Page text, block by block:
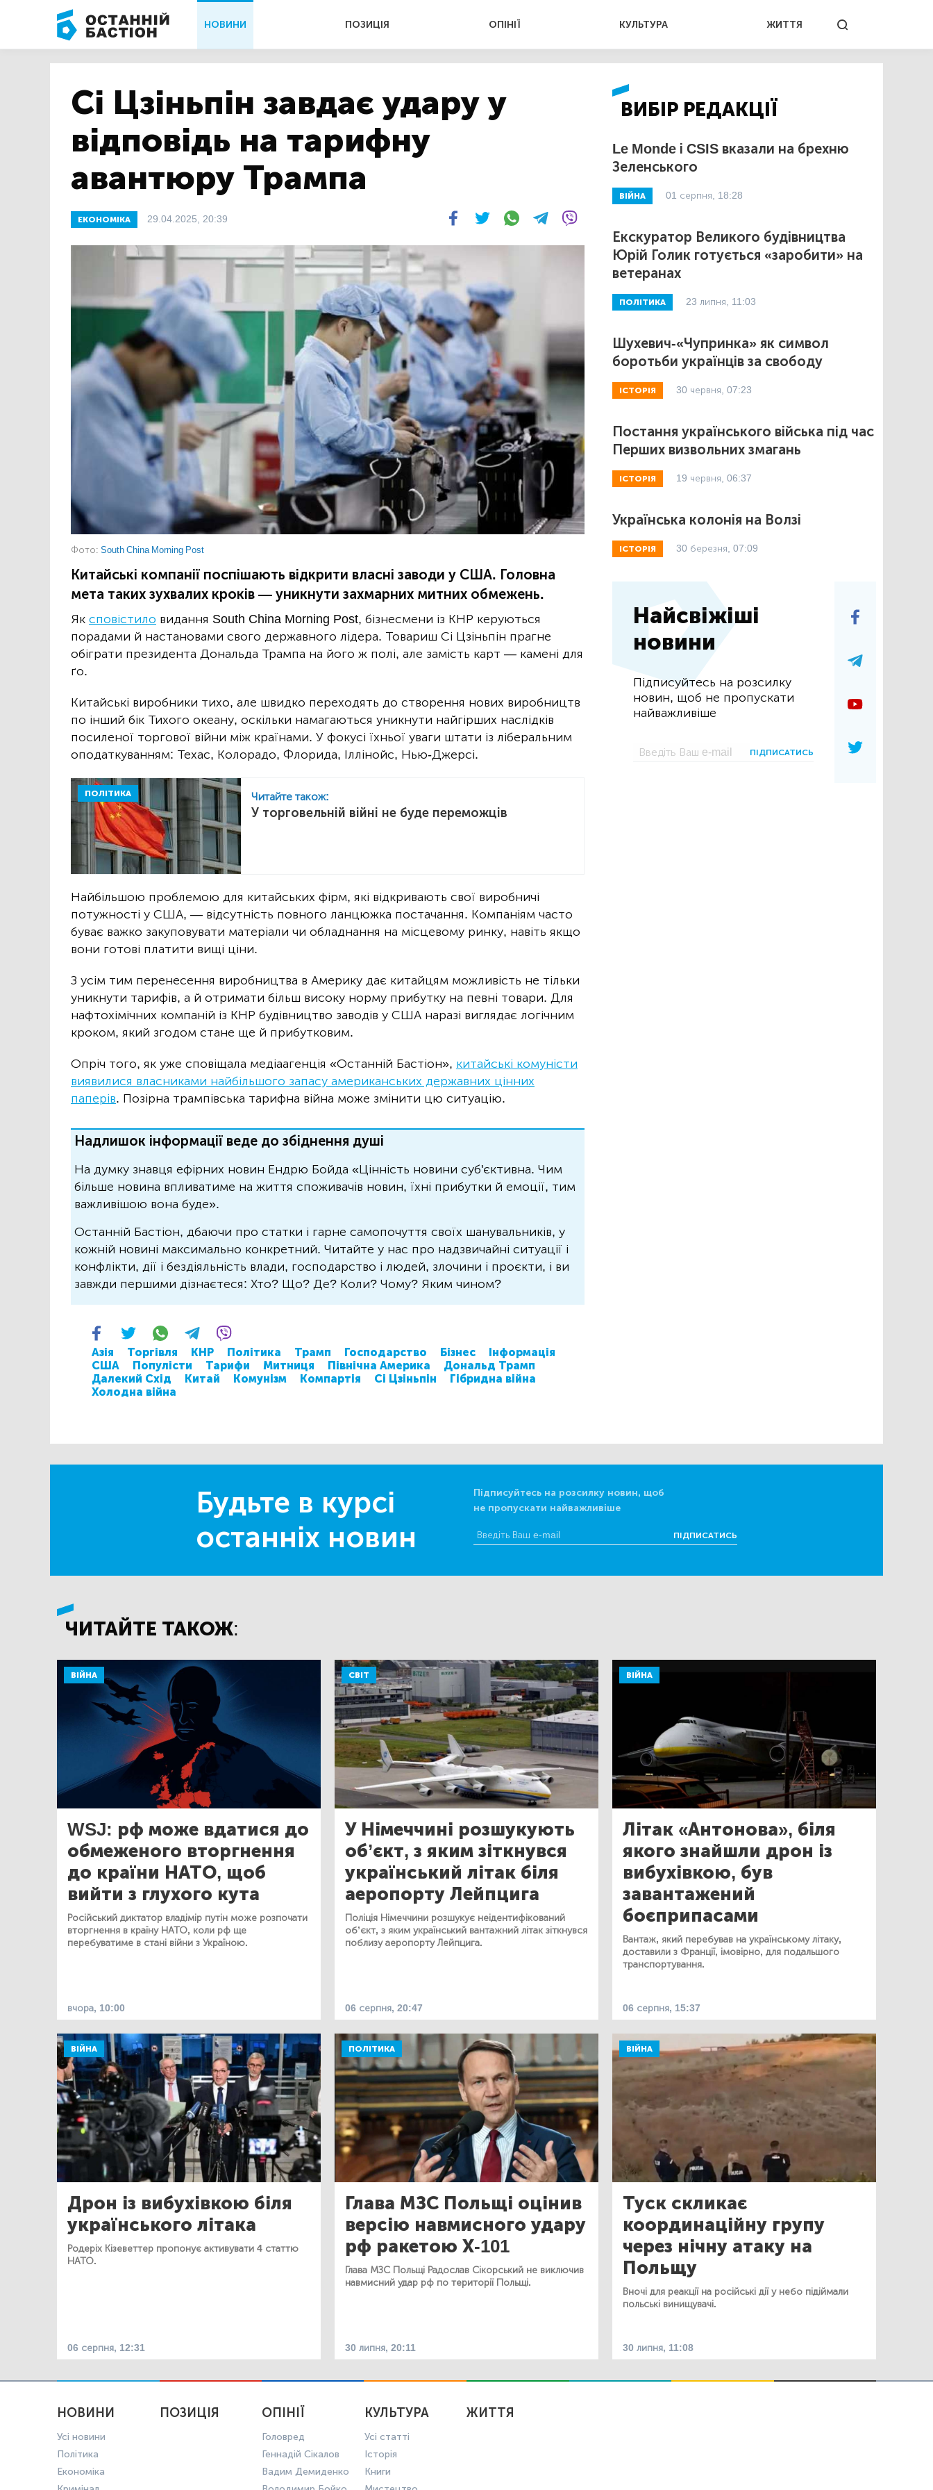
НОВИНИ ПОЗИЦІЯ ОПІНІЇ КУЛЬТУРА ЖИТТЯ
Сі Цзіньпін завдає удару у
відповідь на тарифну
авантюру Трампа
ЕКОНОМІКА 29.04.2025, 20:39
Фото: South China Morning Post
Китайські компанії поспішають відкрити власні заводи у США. Головна
мета таких зухвалих кроків — уникнути захмарних митних обмежень.
Як сповістило видання South China Morning Post, бізнесмени із КНР керуються
порадами й настановами свого державного лідера. Товариш Сі Цзіньпін прагне
обіграти президента Дональда Трампа на його ж полі, але замість карт — камені для
ґо.
Китайські виробники тихо, але швидко переходять до створення нових виробництв
по інший бік Тихого океану, оскільки намагаються уникнути найгірших наслідків
посиленої торгової війни між країнами. У фокусі їхньої уваги штати із ліберальним
оподаткуванням: Техас, Колорадо, Флорида, Іллінойс, Нью-Джерсі.
ПОЛІТИКА Читайте також:
У торговельній війні не буде переможців
Найбільшою проблемою для китайських фірм, які відкривають свої виробничі
потужності у США, — відсутність повного ланцюжка постачання. Компаніям часто
буває важко закуповувати матеріали чи обладнання на місцевому ринку, навіть якщо
вони готові платити вищі ціни.
З усім тим перенесення виробництва в Америку дає китайцям можливість не тільки
уникнути тарифів, а й отримати більш високу норму прибутку на певні товари. Для
нафтохімічних компаній із КНР будівництво заводів у США наразі виглядає логічним
кроком, який згодом стане ще й прибутковим.
Опріч того, як уже сповіщала медіаагенція «Останній Бастіон», китайські комуністи
виявилися власниками найбільшого запасу американських державних цінних
паперів. Позірна трампівська тарифна війна може змінити цю ситуацію.
Надлишок інформації веде до збіднення душі
На думку знавця ефірних новин Ендрю Бойда «Цінність новини суб'єктивна. Чим
більше новина впливатиме на життя споживачів новин, їхні прибутки й емоції, тим
важливішою вона буде».
Останній Бастіон, дбаючи про статки і гарне самопочуття своїх шанувальників, у
кожній новині максимально конкретний. Читайте у нас про надзвичайні ситуації і
конфлікти, дії і бездіяльність влади, господарство і людей, злочини і проєкти, і ви
завжди першими дізнаєтеся: Хто? Що? Де? Коли? Чому? Яким чином?
Азія Торгівля КНР Політика Трамп Господарство Бізнес
Інформація
США
Популісти Тарифи Митниця Північна Америка
Дональд Трамп
Далекий Схід
Китай Комунізм Компартія Сі Цзіньпін
Гібридна війна
Холодна війна
ВИБІР РЕДАКЦІЇ
Le Monde і CSIS вказали на брехню
Зеленського
ВІЙНА 01 серпня, 18:28
Екскуратор Великого будівництва
Юрій Голик готується «заробити» на
ветеранах
ПОЛІТИКА 23 липня, 11:03
Шухевич-«Чупринка» як символ
боротьби українців за свободу
ІСТОРІЯ 30 червня, 07:23
Постання українського війська під час
Перших визвольних змагань
ІСТОРІЯ 19 червня, 06:37
Українська колонія на Волзі
ІСТОРІЯ 30 березня, 07:09
Найсвіжіші
новини
Підписуйтесь на розсилку
новин, щоб не пропускати
найважливіше
ПІДПИСАТИСЬ
Будьте в курсі
останніх новин
Підписуйтесь на розсилку новин, щоб
не пропускати найважливіше
ПІДПИСАТИСЬ
ЧИТАЙТЕ ТАКОЖ:
ВІЙНА
WSJ: рф може вдатися до
обмеженого вторгнення
до країни НАТО, щоб
вийти з глухого кута
Російський диктатор владімір путін може розпочати
вторгнення в країну НАТО, коли рф ще
перебуватиме в стані війни з Україною.
вчора, 10:00
СВІТ
У Німеччині розшукують
об’єкт, з яким зіткнувся
український літак біля
аеропорту Лейпцига
Поліція Німеччини розшукує неідентифікований
об’єкт, з яким український вантажний літак зіткнувся
поблизу аеропорту Лейпцига.
06 серпня, 20:47
ВІЙНА
Літак «Антонова», біля
якого знайшли дрон із
вибухівкою, був
завантажений
боєприпасами
Вантаж, який перебував на українському літаку,
доставили з Франції, імовірно, для подальшого
транспортування.
06 серпня, 15:37
ВІЙНА
Дрон із вибухівкою біля
українського літака
Родеріх Кізеветтер пропонує активувати 4 статтю
НАТО.
06 серпня, 12:31
ПОЛІТИКА
Глава МЗС Польщі оцінив
версію навмисного удару
рф ракетою Х-101
Глава МЗС Польщі Радослав Сікорський не виключив
навмисний удар рф по території Польщі.
30 липня, 20:11
ВІЙНА
Туск скликає
координаційну групу
через нічну атаку на
Польщу
Вночі для реакції на російські дії у небо підіймали
польські винищувачі.
30 липня, 11:08
НОВИНИ
Усі новини
Політика
Економіка
ПОЗИЦІЯ ОПІНІЇ
Головред
Геннадій Сікалов
Вадим Демиденко
КУЛЬТУРА
Усі статті
Історія
Книги
ЖИТТЯ